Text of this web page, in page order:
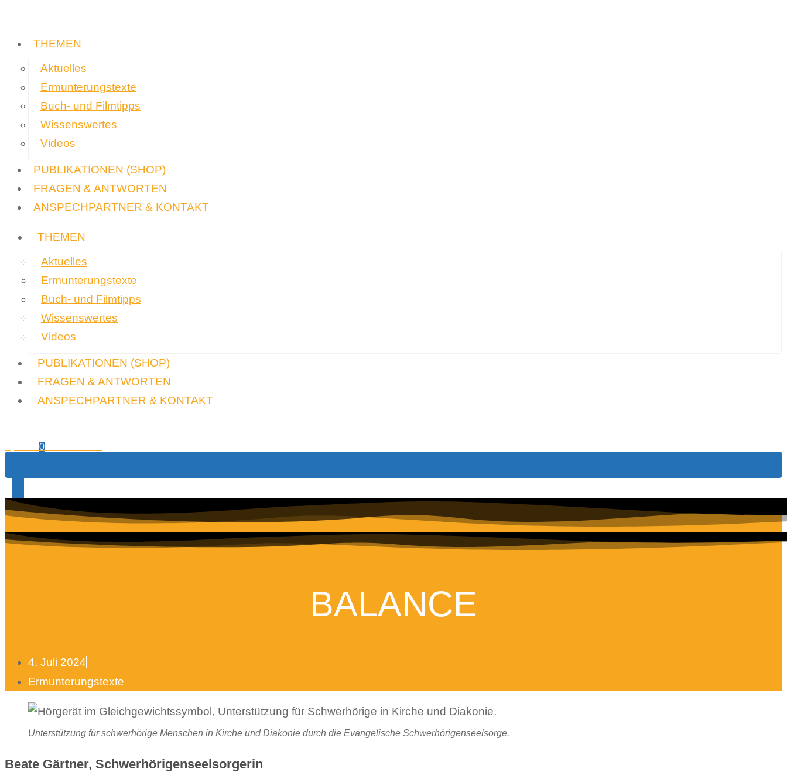
THEMEN
Aktuelles
Ermunterungstexte
Buch- und Filmtipps
Wissenswertes
Videos
PUBLIKATIONEN (SHOP)
FRAGEN & ANTWORTEN
ANSPECHPARTNER & KONTAKT
THEMEN
Aktuelles
Ermunterungstexte
Buch- und Filmtipps
Wissenswertes
Videos
PUBLIKATIONEN (SHOP)
FRAGEN & ANTWORTEN
ANSPECHPARTNER & KONTAKT
0
BALANCE
4. Juli 2024
Ermunterungstexte
Unterstützung für schwerhörige Menschen in Kirche und Diakonie durch die Evangelische Schwerhörigenseelsorge.
Beate Gärtner, Schwerhörigenseelsorgerin